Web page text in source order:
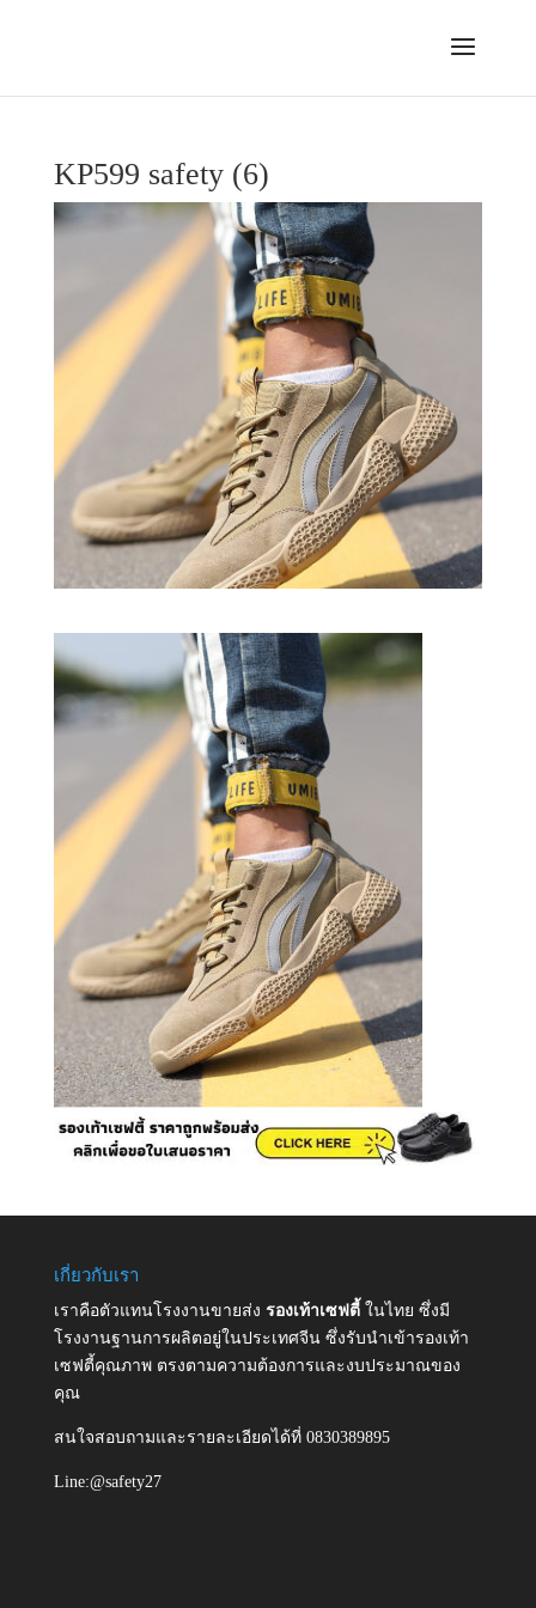
KP599 safety (6)
เกี่ยวกับเรา
เราคือตัวแทนโรงงานขายส่ง รองเท้าเซฟตี้ ในไทย ซึ่งมี
โรงงานฐานการผลิตอยู่ในประเทศจีน ซึ่งรับนำเข้ารองเท้า
เซฟตี้คุณภาพ ตรงตามความต้องการและงบประมาณของ
คุณ
สนใจสอบถามและรายละเอียดได้ที่ 0830389895
Line:@safety27